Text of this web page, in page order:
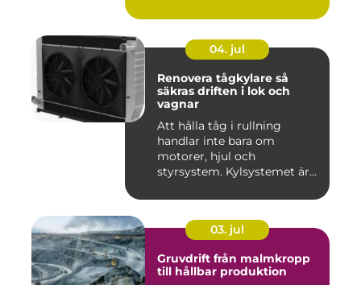
04. jul
Renovera tågkylare så
säkras driften i lok och
vagnar
Att hålla tåg i rullning
handlar inte bara om
motorer, hjul och
styrsystem. Kylsystemet är
03. jul
Gruvdrift från malmkropp
till hållbar produktion